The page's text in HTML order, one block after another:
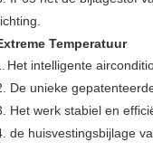
Temperatuur
Het intelligente
De unieke
Het werk stabiel en
de huisvestingsbijlage